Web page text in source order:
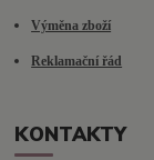
Výměna zboží
Reklamační řád
KONTAKTY